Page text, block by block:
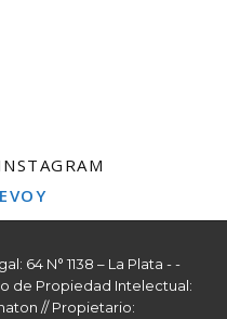
64 N° 1138 – La Plata - -
de Propiedad Intelectual:
// Propietario: